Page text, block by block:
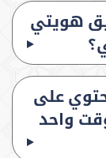
هويتي
على
واحد